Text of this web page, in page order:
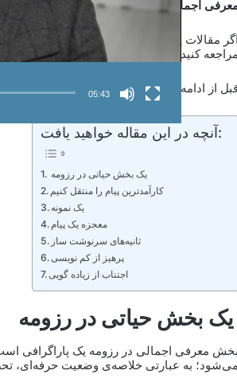
05:43
اجمالی است.
اگر مقالات یا ویدیوهای قبلی را درباره ی رزومه
مراجعه کنید که این پیوستگی مطالب دنبال بشود.
قبل از ادامه دادن ویدیو حتما ویدیوی اطلاعات
آنچه در این مقاله خواهید یافت:
یک بخش حیاتی در رزومه
کارآمدترین پیام را منتقل کنیم
یک نمونه
معجزه یک پیام
ثانیه‌های سرنوشت ساز
پرهیز از کم نویسی
اجتناب از زیاده گویی
یک بخش حیاتی در رزومه
می‌شود؛ به عبارتی خلاصه‌ی وضعیت حرفه‌ای،